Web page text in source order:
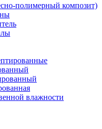
полимерный композит)
влажности